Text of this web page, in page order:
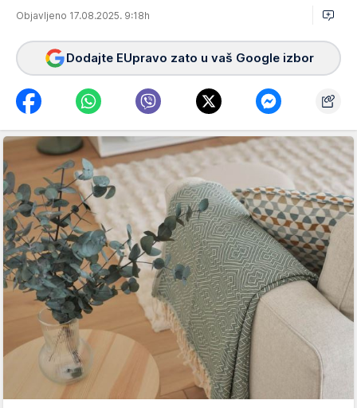
Objavljeno 17.08.2025. 9:18h
Dodajte EUpravo zato u vaš Google izbor